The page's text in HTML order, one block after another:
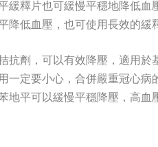
緩釋片也可緩慢平穩地降低
降低血壓，也可使用長效的緩
抗劑，可以有效降壓，適用於
一定要小心，合併嚴重冠心
地平可以緩慢平穩降壓，高血